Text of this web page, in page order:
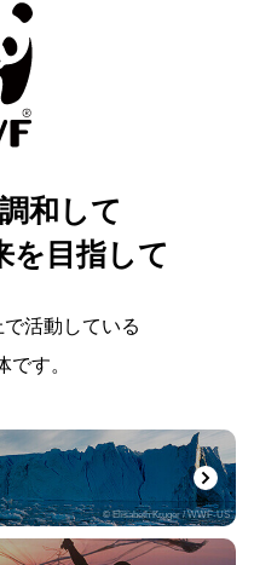
和して
を目指して
活動している
です。
© Elisabeth Kruger / WWF-US